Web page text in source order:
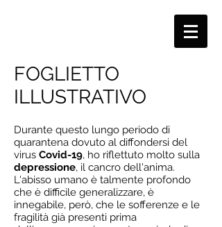
FOGLIETTO
ILLUSTRATIVO
Durante questo lungo periodo di
quarantena dovuto al diffondersi del
virus Covid-19, ho riflettuto molto sulla
depressione, il cancro dell'anima.
L'abisso umano è talmente profondo
che è difficile generalizzare, è
innegabile, però, che le sofferenze e le
fragilità già presenti prima